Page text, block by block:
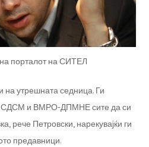
на порталот на СИТЕЛ
на утрешната седница. Ги
СДСМ и ВМРО-ДПМНЕ сите да си
рече Петровски, нарекувајќи ги
предавници.